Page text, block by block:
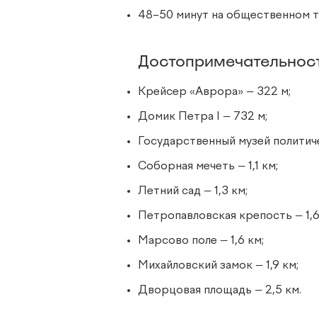
48–50 минут на общественном
Крейсер «Аврора» — 322 м;
Домик Петра I — 732 м;
Государственный музей
Соборная мечеть — 1,1 км;
Летний сад — 1,3 км;
Петропавловская крепость —
Марсово поле — 1,6 км;
Михайловский замок — 1,9 км;
Дворцовая площадь — 2,5 км.